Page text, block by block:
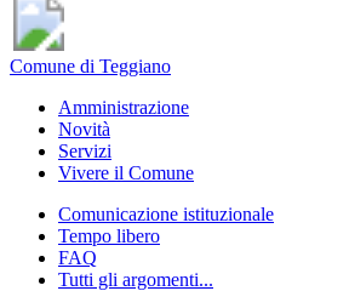
Comune di Teggiano
Amministrazione
Novità
Servizi
Vivere il Comune
Comunicazione istituzionale
Tempo libero
FAQ
Tutti gli argomenti...